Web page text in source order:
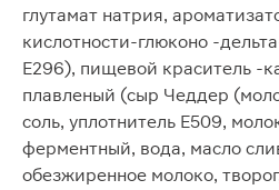
глутамат натрия,
кислотности-глюконо -
Е296), пищевой краситель -
плавленый (сыр Чеддер
соль, уплотнитель Е509,
ферментный, вода, масло
обезжиренное молоко,